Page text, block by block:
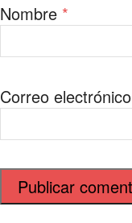
Nombre *
Correo electrónico